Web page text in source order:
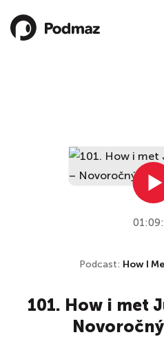
Podcast: How I
101. How i met
Novoročný